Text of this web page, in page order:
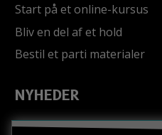
Start på et online-kursus
Bliv en del af et hold
Bestil et parti materialer
NYHEDER